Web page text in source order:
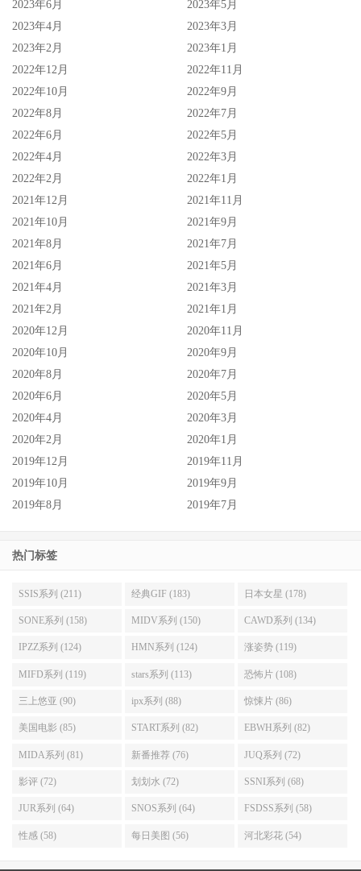
2023年6月
2023年5月
2023年4月
2023年3月
2023年2月
2023年1月
2022年12月
2022年11月
2022年10月
2022年9月
2022年8月
2022年7月
2022年6月
2022年5月
2022年4月
2022年3月
2022年2月
2022年1月
2021年12月
2021年11月
2021年10月
2021年9月
2021年8月
2021年7月
2021年6月
2021年5月
2021年4月
2021年3月
2021年2月
2021年1月
2020年12月
2020年11月
2020年10月
2020年9月
2020年8月
2020年7月
2020年6月
2020年5月
2020年4月
2020年3月
2020年2月
2020年1月
2019年12月
2019年11月
2019年10月
2019年9月
2019年8月
2019年7月
热门标签
SSIS系列 (211) 经典GIF (183) 日本女星 (178)
SONE系列 (158) MIDV系列 (150) CAWD系列 (134)
IPZZ系列 (124) HMN系列 (124) 涨姿势 (119)
MIFD系列 (119) stars系列 (113) 恐怖片 (108)
三上悠亚 (90) ipx系列 (88) 惊悚片 (86)
美国电影 (85) START系列 (82) EBWH系列 (82)
MIDA系列 (81) 新番推荐 (76) JUQ系列 (72)
影评 (72) 划划水 (72) SSNI系列 (68)
JUR系列 (64) SNOS系列 (64) FSDSS系列 (58)
性感 (58) 每日美图 (56) 河北彩花 (54)